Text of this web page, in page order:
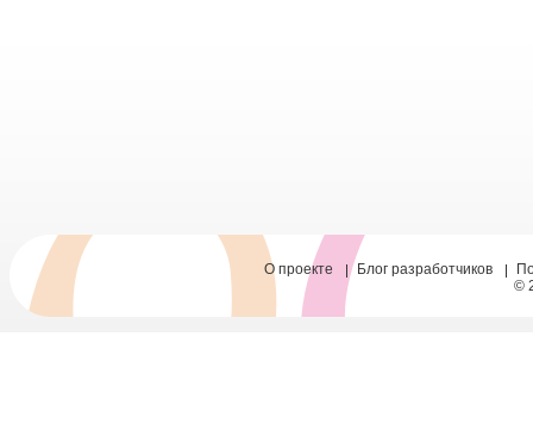
О проекте Блог разработчиков
©